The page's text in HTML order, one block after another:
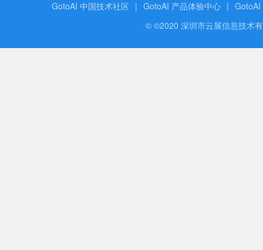
GotoAI 中国技术社区 | GotoAI 产品体验中心 | GotoAI
© ©2020 深圳市云展信息技术